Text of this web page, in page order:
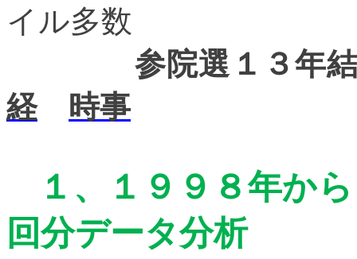
イル多数
参院選１３
経
時事
１、
１９９８年か
回分データ分析